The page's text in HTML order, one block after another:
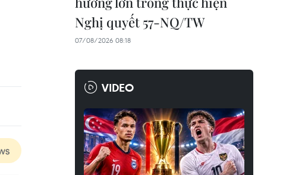
Nghị quyết 57-NQ/TW
07/08/2026 08:18
VIDEO